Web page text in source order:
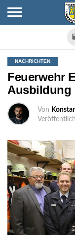
NACHRICHTEN
Feuerwehr
Ausbildung
Von
Die